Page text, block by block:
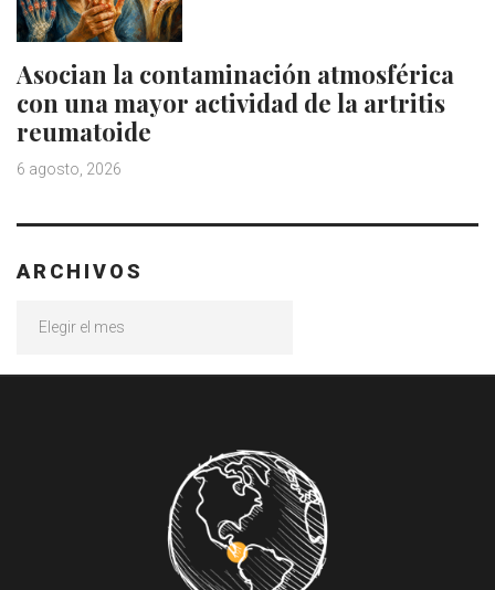
Asocian la contaminación atmosférica
con una mayor actividad de la artritis
reumatoide
6 agosto, 2026
ARCHIVOS